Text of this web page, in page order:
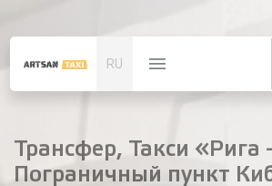
RU
Трансфер, Такси «Рига -
Пограничный пункт